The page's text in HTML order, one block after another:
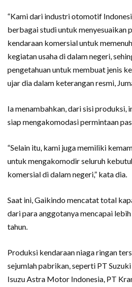
“Kami dari industri otomotif
berbagai studi untuk menyesuaikan
kendaraan komersial untuk
kegiatan usaha di dalam negeri,
pengetahuan untuk membuat jenis
ujar dia dalam keterangan resmi,
Ia menambahkan, dari sisi produksi,
siap mengakomodasi permintaan
“Selain itu, kami juga memiliki
untuk mengakomodir seluruh
komersial di dalam negeri,” kata dia.
Saat ini, Gaikindo mencatat total
dari para anggotanya mencapai
tahun.
Produksi kendaraan niaga ringan
sejumlah pabrikan, seperti PT
Isuzu Astra Motor Indonesia, PT